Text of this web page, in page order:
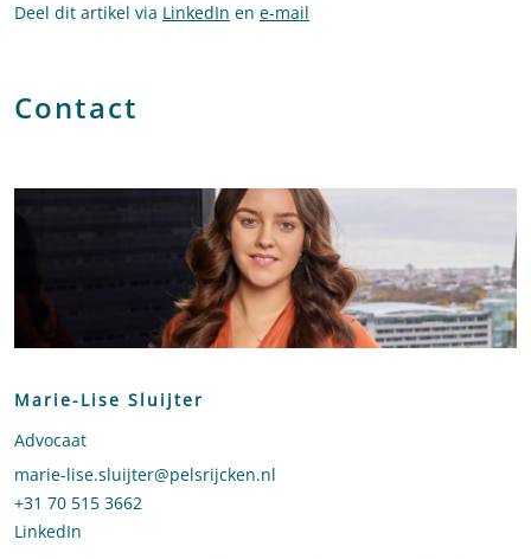
Deel dit artikel via LinkedIn en e-mail
Contact
Marie-Lise Sluijter
Advocaat
Stuur een e-mail naar Marie-Lise Sluijter
marie-lise.sluijter@pelsrijcken.nl
Bel naar Marie-Lise Sluijter
+31 70 515 3662
LinkedIn